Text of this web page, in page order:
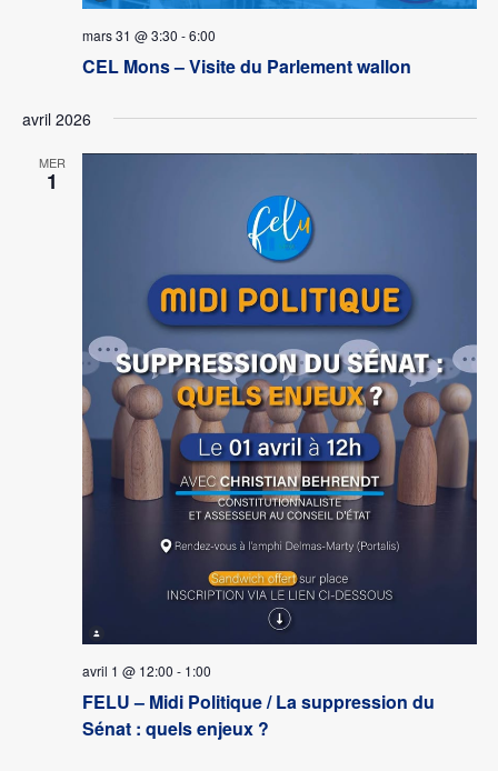
mars 31 @ 3:30 -6:00
CEL Mons – Visite du Parlement wallon
avril 2026
MER
1
avril 1 @ 12:00 - 1:00
FELU – Midi Politique / La suppression du
Sénat : quels enjeux ?